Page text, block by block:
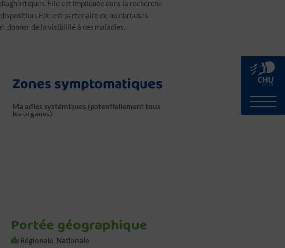
Elle est impliquée dans la recherche
Elle est partenaire de nombreuses
donner de la visibilité à ces maladies.
Zones symptomatiques
Maladies systémiques (potentiellement tous
les organes)
Portée géographique
Régionale, Nationale